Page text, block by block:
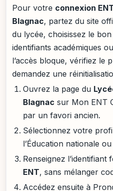
Pour votre connexion
Blagnac, partez du site
du lycée, choisissez le
identifiants académiques
l’accès bloque, vérifiez le
demandez une
Ouvrez la page du
Blagnac sur Mon ENT
par un favori ancien.
Sélectionnez votre
l’Éducation nationale ou
Renseignez l’identifiant
ENT, sans mélanger
Accédez ensuite à